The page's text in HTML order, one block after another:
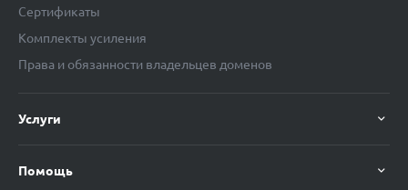
Сертификаты
Комплекты усиления
Права и обязанности владельцев доменов
Услуги
Помощь